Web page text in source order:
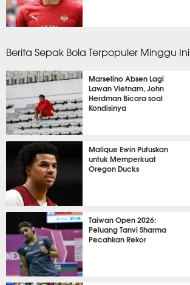
Berita Sepak Bola Terpopuler Minggu Ini
Marselino Absen Lagi
Lawan Vietnam, John
Herdman Bicara soal
Kondisinya
SEPAK BOLA
Malique Ewin Putuskan
untuk Memperkuat
Oregon Ducks
BASKET
Taiwan Open 2026:
Peluang Tanvi Sharma
Pecahkan Rekor
BADMINTON